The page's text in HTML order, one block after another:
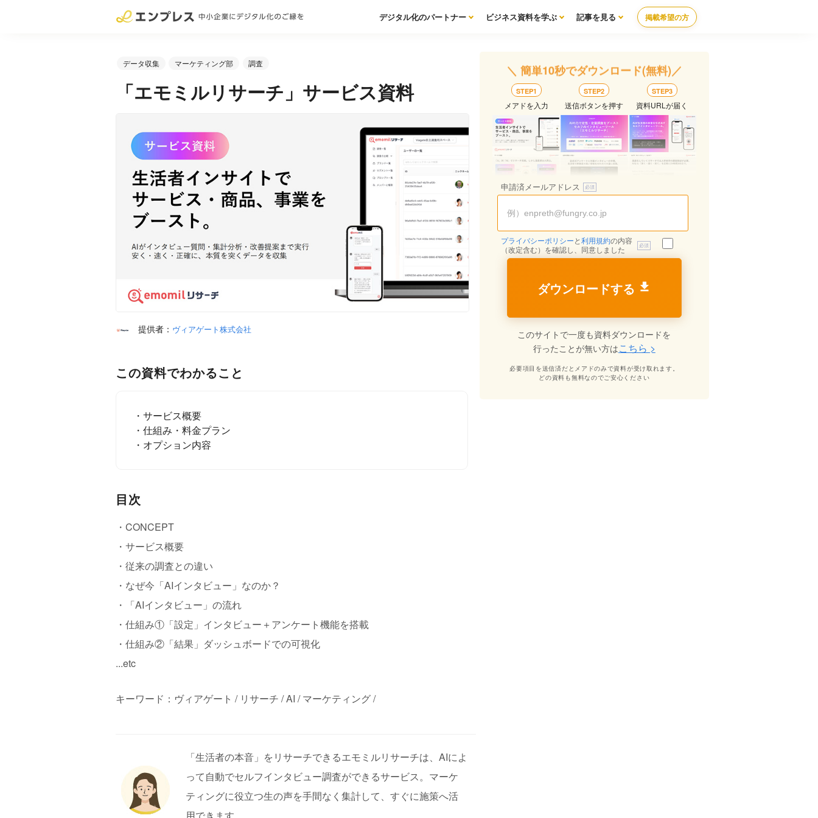
掲載希望の方
デジタル化のパートナー ビジネス資料を学ぶ 記事を見る
データ収集 マーケティング部 調査
「エモミルリサーチ」サービス資料
提供者： ヴィアゲート株式会社
この資料でわかること
・サービス概要
・仕組み・料金プラン
・オプション内容
目次
・CONCEPT
・サービス概要
・従来の調査との違い
・なぜ今「AIインタビュー」なのか？
・「AIインタビュー」の流れ
・仕組み①「設定」インタビュー＋アンケート機能を搭載
・仕組み②「結果」ダッシュボードでの可視化
...etc
キーワード：ヴィアゲート / リサーチ / AI / マーケティング /
「生活者の本音」をリサーチできるエモミルリサーチは、AIによ
って自動でセルフインタビュー調査ができるサービス。マーケ
ティングに役立つ生の声を手間なく集計して、すぐに施策へ活
＼ 簡単10秒でダウンロード(無料)／
STEP1
メアドを入力
STEP2
送信ボタンを押す
STEP3
資料URLが届く
申請済メールアドレス
プライバシーポリシー と利用規約の内容
（改定含む）を確認し、同意しました
ダウンロードする
このサイトで一度も資料ダウンロードを
行ったことが無い方はこちら >
必要項目を送信済だとメアドのみで資料が受け取れます。
どの資料も無料なのでご安心ください